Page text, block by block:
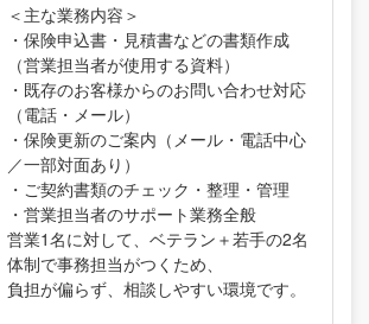
＜主な業務内容＞
・保険申込書・見積書などの書類作成
（営業担当者が使用する資料）
・既存のお客様からのお問い合わせ対応
（電話・メール）
・保険更新のご案内（メール・電話中心
／一部対面あり）
・ご契約書類のチェック・整理・管理
・営業担当者のサポート業務全般
営業1名に対して、ベテラン＋若手の2名
体制で事務担当がつくため、
負担が偏らず、相談しやすい環境です。